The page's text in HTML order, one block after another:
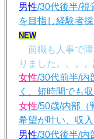
男性/30代後半/
を目指し経験者
NEW
前職も人事で
りました。。。。
女性/30代前半/
く、短時間でも
女性/50歳/内部
希望が叶い、収
男性/30代後半/